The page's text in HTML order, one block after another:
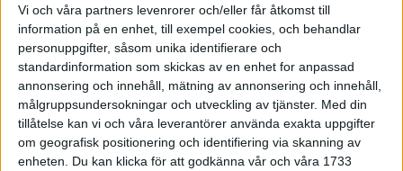
Vi och våra partners levenrorer och/eller får åtkomst till
information på en enhet, till exempel cookies, och behandlar
personuppgifter, såsom unika identifierare och
standardinformation som skickas av en enhet for anpassad
annonsering och innehåll, mätning av annonsering och innehåll,
målgruppsundersokningar och utveckling av tjänster. Med din
tillåtelse kan vi och våra leverantörer använda exakta uppgifter
om geografisk positionering och identifiering via skanning av
enheten. Du kan klicka för att godkänna vår och våra 1733
Norrlänningar firade semester i
Strängnäs
28 jun 1998
Maratonlöparna bäst i Trosa